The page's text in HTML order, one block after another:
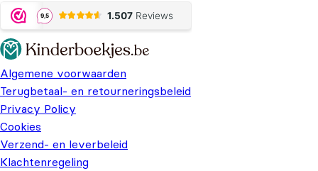
Algemene voorwaarden
Terugbetaal- en retourneringsbeleid
Privacy Policy
Cookies
Verzend- en leverbeleid
Klachtenregeling